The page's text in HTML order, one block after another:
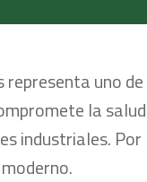
uno de
la salud
industriales. Por